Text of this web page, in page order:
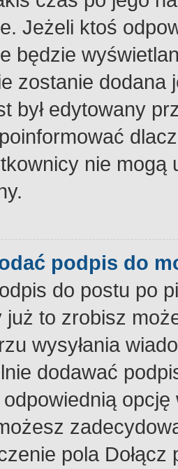
Jeżeli ktoś
będzie
zostanie dodana
był edytowany
nie
podpis do
do postu po
już to zrobisz
wysyłania
dodawać
pola